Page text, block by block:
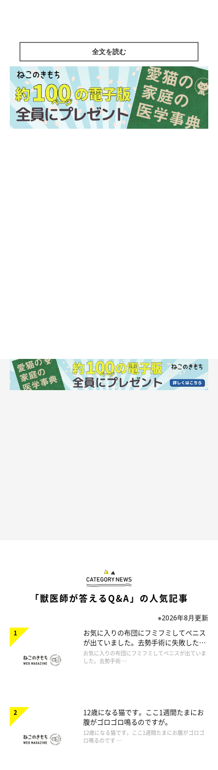
全文を読む
「獣医師が答えるQ&A」の人気記事
※2026年8月更新
お気に入りの布団にフミフミしてペニス
が出ていました。去勢手術に失敗したの
でしょうか。
お気に入りの布団にフミフミしてペニスが出ていま
した。去勢手術 …
12歳になる猫です。ここ1週間たまにお
腹がゴロゴロ鳴るのですが。
12歳になる猫です。ここ1週間たまにお腹がゴロゴ
ロ鳴るのです …